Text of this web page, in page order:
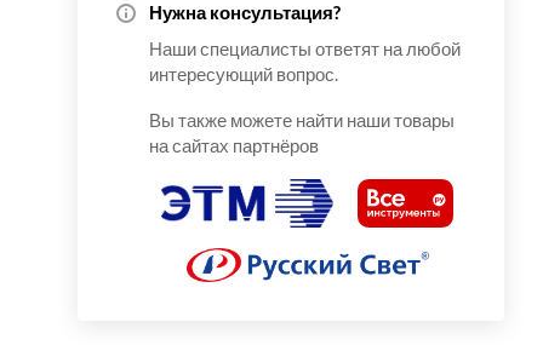
Нужна консультация?
Наши специалисты ответят на любой
интересующий вопрос.
Вы также можете найти наши товары
на сайтах партнёров